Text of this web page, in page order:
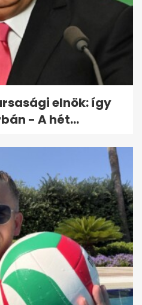
országos rendőrségi
tartanak a
elnök: így
- A hét...